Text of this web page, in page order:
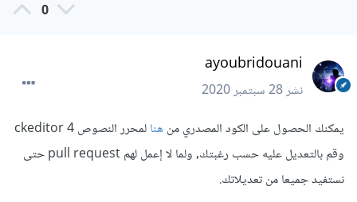
0
ayoubridouani
نشر28 سبتمبر 2020
يمكنك الحصول على الكود المصدري منهنا
لمحرر النصوص ckeditor 4
وقم بالتعديل عليه حسب رغبتك, ولما لا إعمل لهم pull request حتى
نستفيد جميعا من تعديلاتك.